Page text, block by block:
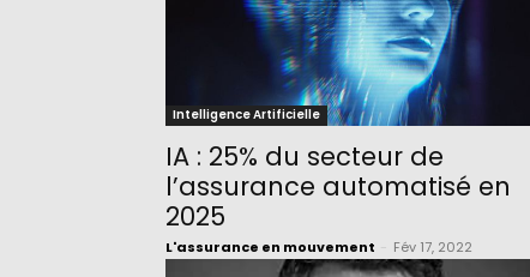
Intelligence Artificielle
IA : 25% du secteur de
l’assurance automatisé en
2025
L'assurance en mouvement Fév 17, 2022